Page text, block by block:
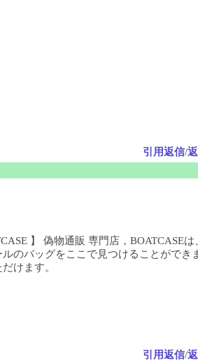
引用返信/
】 偽物通販 専門店，BOATCASE
のバッグをここで見つけることができ
けます。
引用返信/